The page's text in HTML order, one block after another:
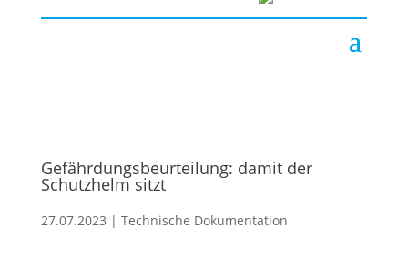
Gefährdungsbeurteilung: damit der
Schutzhelm sitzt
27.07.2023 | Technische Dokumentation